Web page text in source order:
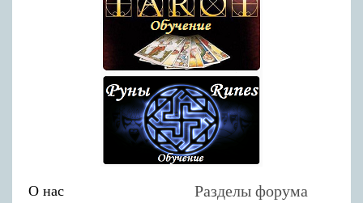
О нас Разделы форума